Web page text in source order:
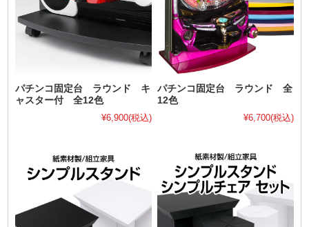
パチンコ固定台 ラウンド キ
ャスター付 全12色
¥6,900(税込)
パチンコ固定台 ラウンド 全
12色
¥6,700(税込)